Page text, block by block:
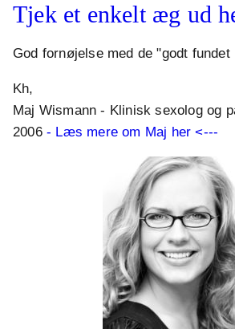
Tjek et enkelt æg ud
God fornøjelse med de "godt
Kh,
Maj Wismann - Klinisk sexolog og
2006 - Læs mere om Maj her <---